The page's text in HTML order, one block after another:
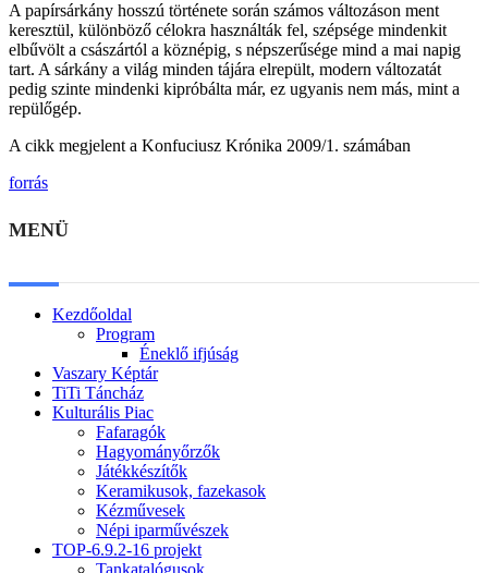
A papírsárkány hosszú története során számos változáson ment
keresztül, különböző célokra használták fel, szépsége mindenkit
elbűvölt a császártól a köznépig, s népszerűsége mind a mai napig
tart. A sárkány a világ minden tájára elrepült, modern változatát
pedig szinte mindenki kipróbálta már, ez ugyanis nem más, mint a
repülőgép.
A cikk megjelent a Konfuciusz Krónika 2009/1. számában
forrás
MENÜ
Kezdőoldal
Program
Éneklő ifjúság
Vaszary Képtár
TiTi Táncház
Kulturális Piac
Fafaragók
Hagyományőrzők
Játékkészítők
Keramikusok, fazekasok
Kézművesek
Népi iparművészek
TOP-6.9.2-16 projekt
Tankatalógusok